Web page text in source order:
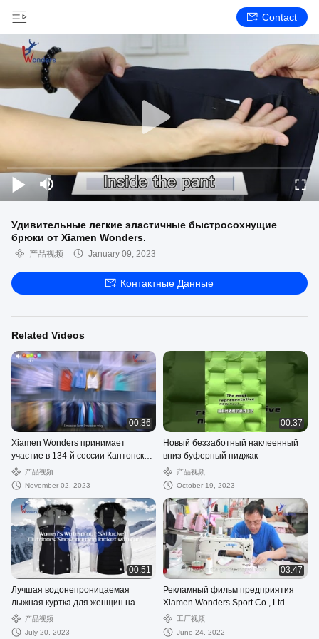
Contact
Удивительные легкие эластичные быстросохнущие
брюки от Xiamen Wonders.
产品视频 January 09, 2023
Контактные Данные
Related Videos
00:36
Xiamen Wonders принимает
участие в 134-й сессии Кантонской
ярмарки
产品视频
November 02, 2023
00:37
Новый беззаботный наклеенный
вниз буферный пиджак
产品视频
October 19, 2023
00:51
Лучшая водонепроницаемая
лыжная куртка для женщин на
открытом воздухе,
сноубордическая куртка с мехом
产品视频
July 20, 2023
03:47
Рекламный фильм предприятия
Xiamen Wonders Sport Co., Ltd.
工厂视频
June 24, 2022